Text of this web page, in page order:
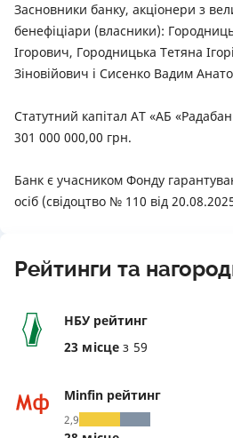
Засновники банку, акціонери з
бенефіціари (власники):
Ігорович, Городницька Тетяна
Зіновійович і Сисенко Вадим
Статутний капітал АТ «АБ
301 000 000,00 грн.
Банк є учасником Фонду
осіб (свідоцтво № 110 від
Рейтинги та
НБУ рейтинг
23 місце з 59
Minfin рейтинг
2,9